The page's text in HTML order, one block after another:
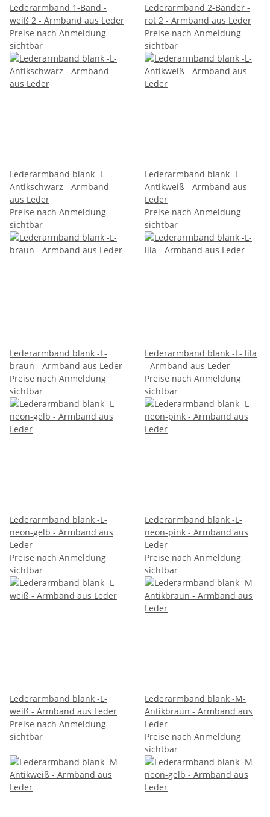
Lederarmband 1-Band -
weiß 2 - Armband aus Leder
Preise nach Anmeldung
sichtbar
Lederarmband 2-Bänder -
rot 2 - Armband aus Leder
Preise nach Anmeldung
sichtbar
Lederarmband blank -L-
Antikschwarz - Armband
aus Leder
Preise nach Anmeldung
sichtbar
Lederarmband blank -L-
Antikweiß - Armband aus
Leder
Preise nach Anmeldung
sichtbar
Lederarmband blank -L-
braun - Armband aus Leder
Preise nach Anmeldung
sichtbar
Lederarmband blank -L- lila
- Armband aus Leder
Preise nach Anmeldung
sichtbar
Lederarmband blank -L-
neon-gelb - Armband aus
Leder
Preise nach Anmeldung
sichtbar
Lederarmband blank -L-
neon-pink - Armband aus
Leder
Preise nach Anmeldung
sichtbar
Lederarmband blank -L-
weiß - Armband aus Leder
Preise nach Anmeldung
sichtbar
Lederarmband blank -M-
Antikbraun - Armband aus
Leder
Preise nach Anmeldung
sichtbar